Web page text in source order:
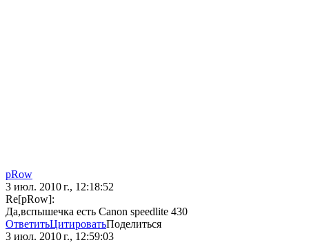
pRow
3 июл. 2010 г., 12:18:52
Re[pRow]:
Да,вспышечка есть Canon speedlite 430
ОтветитьЦитироватьПоделиться
3 июл. 2010 г., 12:59:03